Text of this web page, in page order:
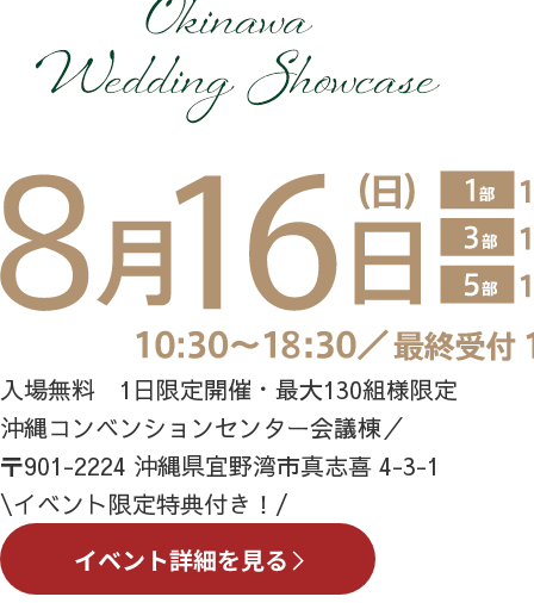
入場無料 1日限定開催・最大130組様限定
沖縄コンベンションセンター会議棟／
〒901-2224 沖縄県宜野湾市真志喜 4-3-1
\イベント限定特典付き！/